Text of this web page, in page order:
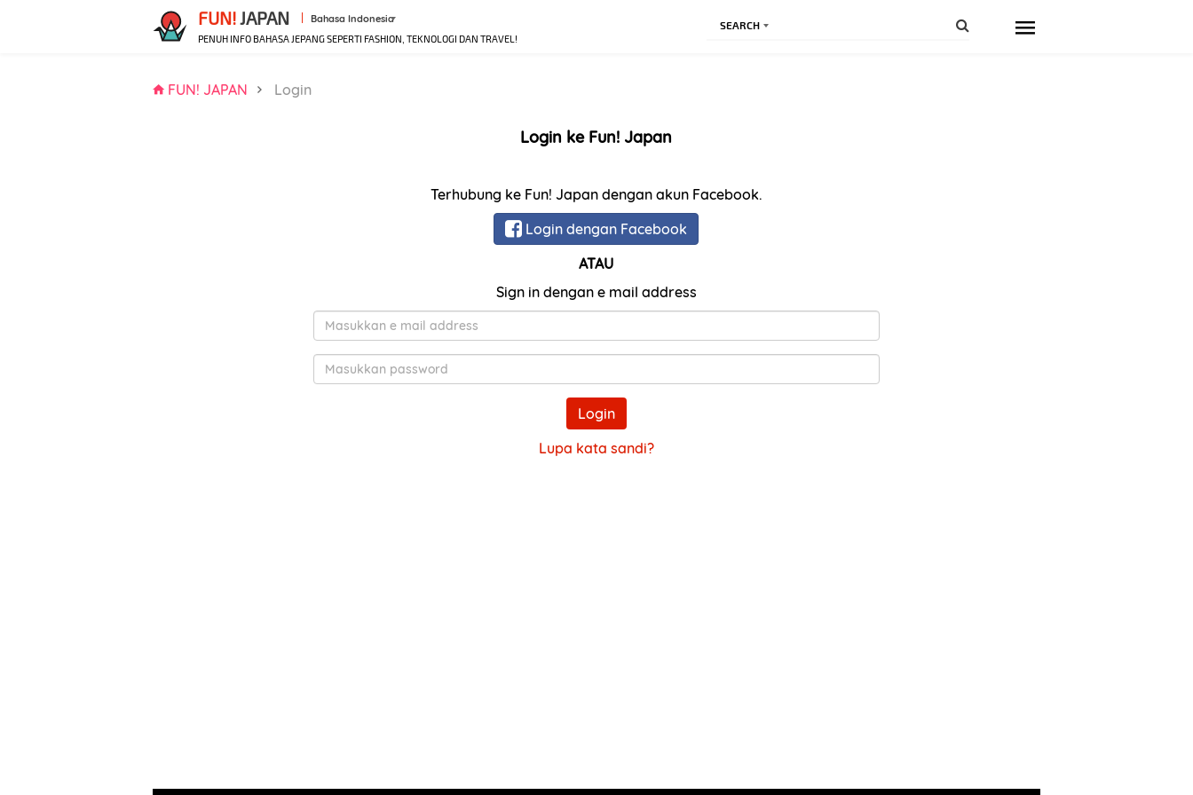
FUN! JAPAN Bahasa Indonesia
PENUH INFO BAHASA JEPANG SEPERTI FASHION, TEKNOLOGI DAN TRAVEL!
SEARCH
FUN! JAPAN Login
Login ke Fun! Japan
Terhubung ke Fun! Japan dengan akun Facebook.
Login dengan Facebook
ATAU
Sign in dengan e mail address
Mail
Sandi
Login
Lupa kata sandi?